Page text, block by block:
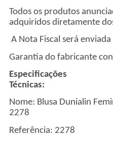
Todos os produtos
adquiridos diretamente
A Nota Fiscal será
Garantia do fabricante
Especificações
Nome: Blusa Dunialin
2278